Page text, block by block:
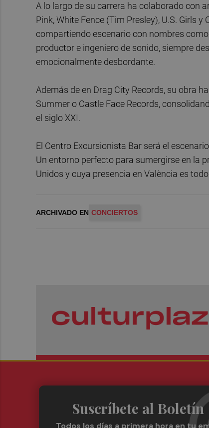
A lo largo de su carrera ha colaborado con
Pink, White Fence (Tim Presley), U.S. Girls
compartiendo escenario con nombres
productor e ingeniero de sonido, siempre
emocionalmente desbordante.
Además de en Drag City Records, su obra
Summer o Castle Face Records,
el siglo XXI.
El Centro Excursionista Bar será el
Un entorno perfecto para sumergirse en la
Unidos y cuya presencia en València es
ARCHIVADO EN CONCIERTOS
Suscríbete al Boletín
Todos los días a primera hora en tu